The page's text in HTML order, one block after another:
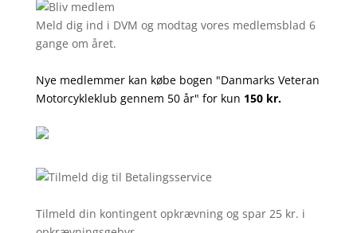
Meld dig ind i DVM og modtag vores medlemsblad 6
gange om året.
Nye medlemmer kan købe bogen "Danmarks Veteran
Motorcykleklub gennem 50 år" for kun 150 kr.
Tilmeld din kontingent opkrævning og spar 25 kr. i